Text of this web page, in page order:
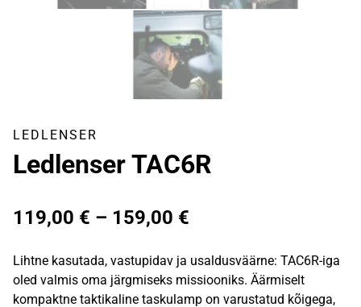
LEDLENSER
Ledlenser TAC6R
119,00 € – 159,00 €
kuni
Lihtne kasutada, vastupidav ja usaldusväärne: TAC6R-iga
oled valmis oma järgmiseks missiooniks. Äärmiselt
kompaktne taktikaline taskulamp on varustatud kõigega,